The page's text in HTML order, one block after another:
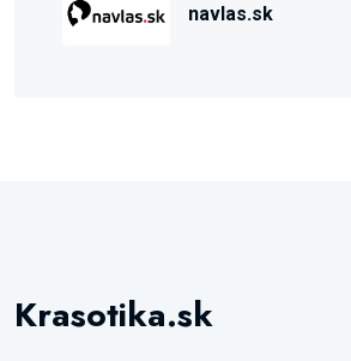
navlas.sk
Krasotika.sk